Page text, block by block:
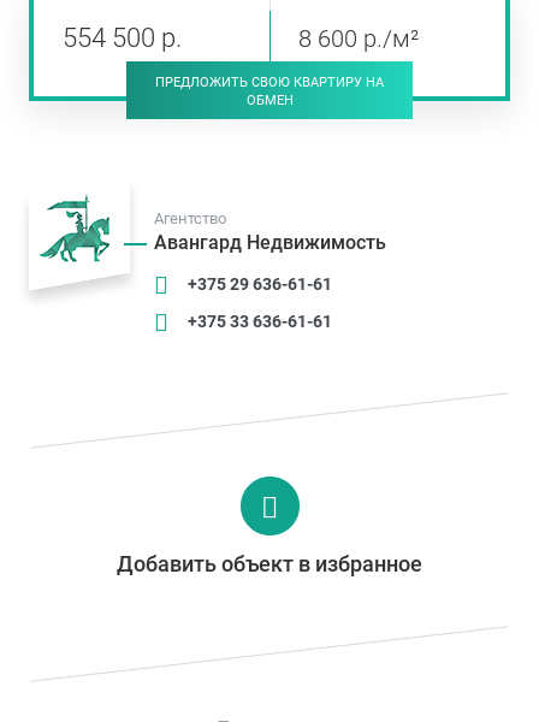
554 500 р. 8 600 р./м²
ПРЕДЛОЖИТЬ СВОЮ КВАРТИРУ НА
ОБМЕН
Агентство
Авангард Недвижимость
+375 29 636-61-61
+375 33 636-61-61
Добавить объект в избранное